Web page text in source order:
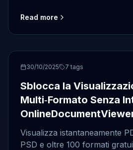
necessario.
Read more
OnlineDocumentViewer
30/10/2025 7 tags
Sblocca la
Multi‑Formato Senza
Visualizza istantaneamente
PSD e oltre 100 formati